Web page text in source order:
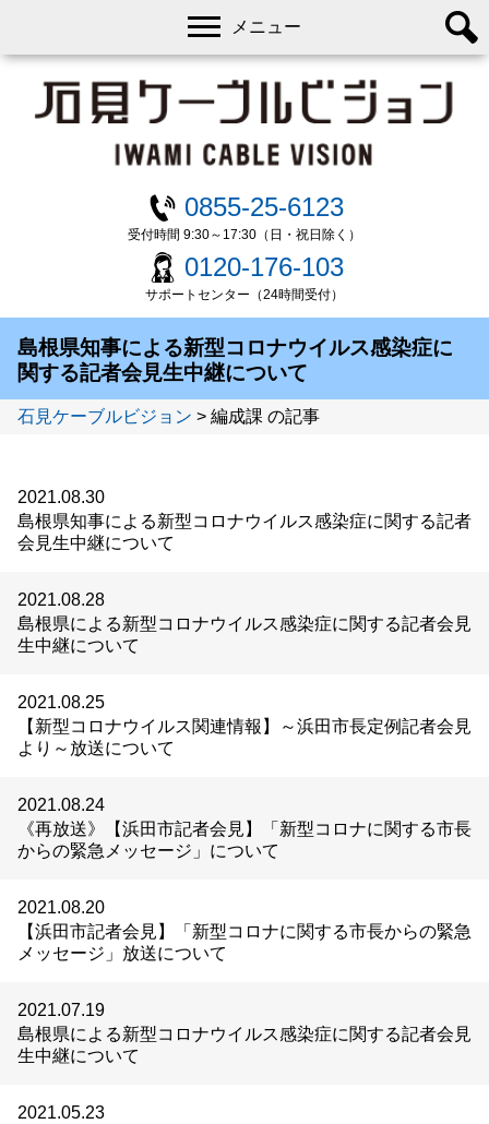
0855-25-6123
受付時間 9:30～17:30（日・祝日除く）
0120-176-103
サポートセンター（24時間受付）
メニュー
島根県知事による新型コロナウイルス感染症に
関する記者会見生中継について
石見ケーブルビジョン > 編成課 の記事
2021.08.30
島根県知事による新型コロナウイルス感染症に関する記者
会見生中継について
2021.08.28
島根県による新型コロナウイルス感染症に関する記者会見
生中継について
2021.08.25
【新型コロナウイルス関連情報】～浜田市長定例記者会見
より～放送について
2021.08.24
《再放送》【浜田市記者会見】「新型コロナに関する市長
からの緊急メッセージ」について
2021.08.20
【浜田市記者会見】「新型コロナに関する市長からの緊急
メッセージ」放送について
2021.07.19
島根県による新型コロナウイルス感染症に関する記者会見
生中継について
2021.05.23